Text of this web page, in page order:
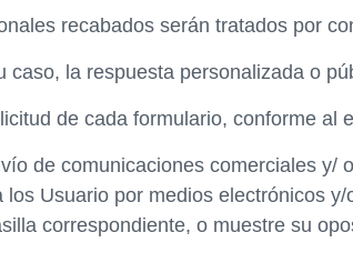
recabados serán tratados por
caso, la respuesta personalizada o
de cada formulario, conforme al
de comunicaciones comerciales y/
los Usuario por medios electrónicos
correspondiente, o muestre su